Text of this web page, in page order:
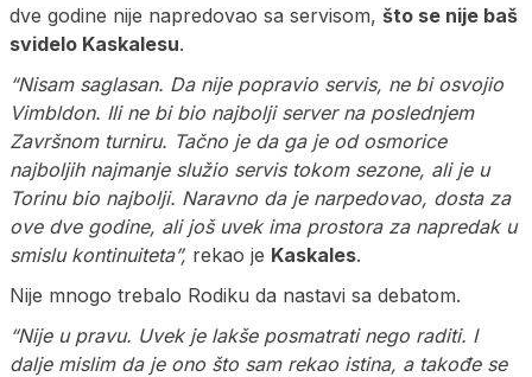
dve godine nije napredovao sa servisom, što se nije baš
svidelo Kaskalesu.
“Nisam saglasan. Da nije popravio servis, ne bi osvojio
Vimbldon. Ili ne bi bio najbolji server na poslednjem
Završnom turniru. Tačno je da ga je od osmorice
najboljih najmanje služio servis tokom sezone, ali je u
Torinu bio najbolji. Naravno da je narpedovao, dosta za
ove dve godine, ali još uvek ima prostora za napredak u
smislu kontinuiteta”, rekao je Kaskales.
Nije mnogo trebalo Rodiku da nastavi sa debatom.
“Nije u pravu. Uvek je lakše posmatrati nego raditi. I
dalje mislim da je ono što sam rekao istina, a takođe se